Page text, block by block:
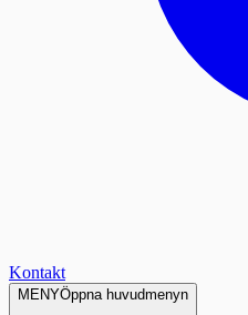
Kontakt
MENYÖppna huvudmenyn